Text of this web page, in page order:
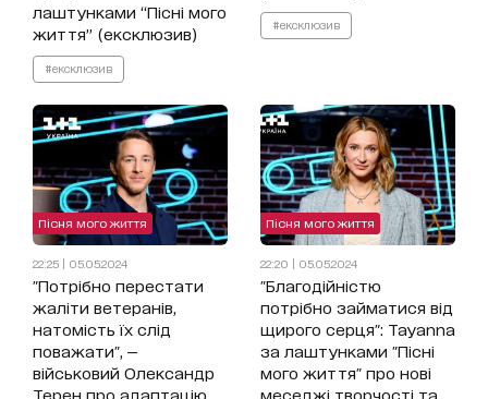
лаштунками “Пісні мого
життя” (ексклюзив)
#ексклюзив
#ексклюзив
Пісня мого життя
22:25 | 05.05.2024
"Потрібно перестати
жаліти ветеранів,
натомість їх слід
поважати", —
військовий Олександр
Терен про адаптацію
Пісня мого життя
22:20 | 05.05.2024
"Благодійністю
потрібно займатися від
щирого серця": Tayanna
за лаштунками "Пісні
мого життя" про нові
меседжі творчості та